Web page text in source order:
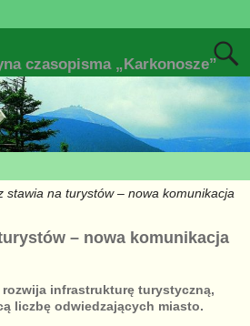
czasopisma „Karkonosze”
stawia na turystów – nowa komunikacja
– nowa komunikacja
infrastrukturę turystyczną,
liczbę odwiedzających miasto.